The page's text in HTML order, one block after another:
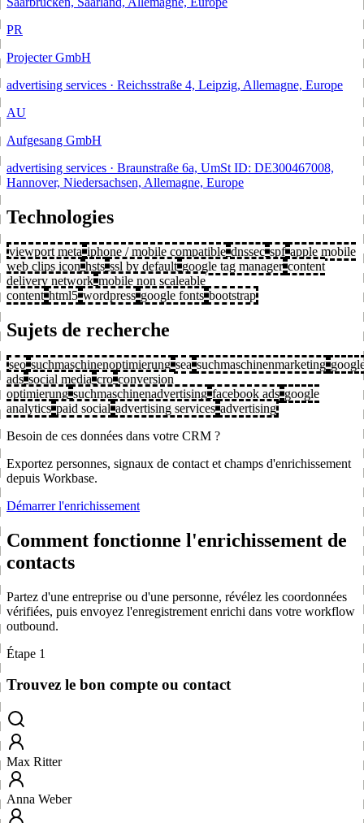
PR
Projecter GmbH
advertising services · Reichsstraße 4, Leipzig, Allemagne, Europe
AU
Aufgesang GmbH
advertising services · Braunstraße 6a, UmSt ID: DE300467008,
Hannover, Niedersachsen, Allemagne, Europe
Technologies
viewport meta iphone / mobile compatible dnssec spf apple mobile
web clips icon hsts ssl by default google tag manager content
delivery network mobile non scaleable
content html5 wordpress google fonts bootstrap
Sujets de recherche
seo suchmaschinenoptimierung sea suchmaschinenmarketing
ads social media cro conversion
optimierung suchmaschinenadvertising facebook ads google
analytics paid social advertising services advertising
Besoin de ces données dans votre CRM ?
Exportez personnes, signaux de contact et champs d'enrichissement
depuis Workbase.
Démarrer l'enrichissement
Comment fonctionne l'enrichissement de
contacts
Partez d'une entreprise ou d'une personne, révélez les coordonnées
vérifiées, puis envoyez l'enregistrement enrichi dans votre workflow
outbound.
Étape 1
Trouvez le bon compte ou contact
Max Ritter
Anna Weber